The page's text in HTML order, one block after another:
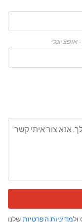
- אופציונלי
מדיניות הפרטיות שלנו